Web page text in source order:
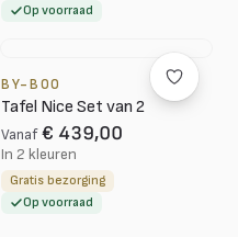
Op voorraad
BY-BOO
Tafel Nice Set van 2
Vanaf € 439,00
In 2 kleuren
Gratis bezorging
Op voorraad